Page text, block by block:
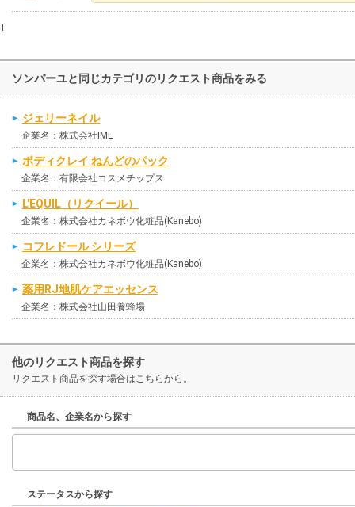
1
ソンバーユと同じカテゴリのリクエスト商品をみる
ジェリーネイル
企業名：株式会社IML
ボディクレイ ねんどのパック
企業名：有限会社コスメチップス
L'EQUIL（リクイール）
企業名：株式会社カネボウ化粧品(Kanebo)
コフレドール シリーズ
企業名：株式会社カネボウ化粧品(Kanebo)
薬用RJ地肌ケアエッセンス
企業名：株式会社山田養蜂場
他のリクエスト商品を探す
リクエスト商品を探す場合はこちらから。
商品名、企業名から探す
ステータスから探す